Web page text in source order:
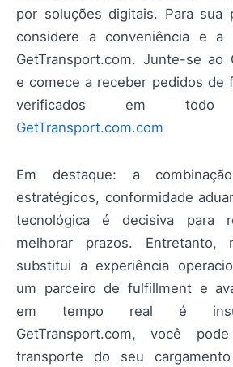
por soluções digitais. Para sua
considere a conveniência e a
GetTransport.com. Junte-se ao
e comece a receber pedidos de
verificados em
GetTransport.com.com
Em destaque: a
estratégicos, conformidade
tecnológica é decisiva para
melhorar prazos. Entretanto,
substitui a experiência
um parceiro de fulfillment e
em tempo real é
GetTransport.com, você
transporte do seu